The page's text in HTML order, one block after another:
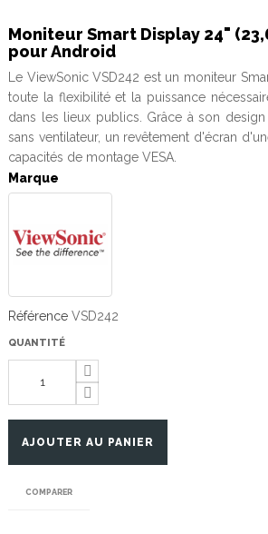
Moniteur Smart Display 24"
pour Android
Le ViewSonic VSD242 est un moniteur
toute la flexibilité et la puissance
dans les lieux publics. Grâce à son
sans ventilateur, un revêtement d'écran
capacités de montage VESA.
Marque
Référence VSD242
QUANTITÉ
AJOUTER AU PANIER
COMPARER